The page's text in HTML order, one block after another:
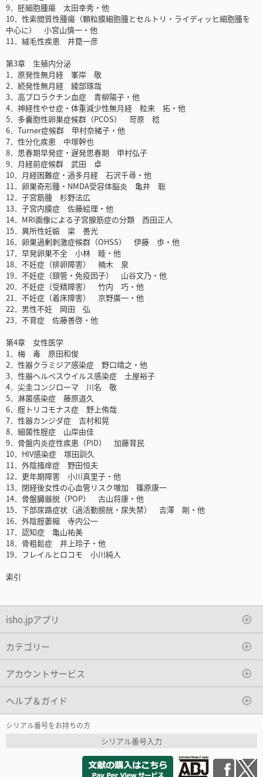
9．胚細胞腫瘍 太田幸秀・他
10．性索間質性腫瘍（顆粒膜細胞腫とセルトリ・ライディッヒ細胞腫を
中心に） 小宮山慎一・他
11．絨毛性疾患 井箟一彦
第3章 生殖内分泌
1．原発性無月経 峯岸 敬
2．続発性無月経 綾部琢哉
3．高プロラクチン血症 青柳陽子・他
4．神経性やせ症・体重減少性無月経 粒来 拓・他
5．多囊胞性卵巣症候群（PCOS） 苛原 稔
6．Turner症候群 甲村奈緒子・他
7．性分化疾患 中塚幹也
8．思春期早発症・遅発思春期 甲村弘子
9．月経前症候群 武田 卓
10．月経困難症・過多月経 石沢千尋・他
11．卵巣奇形腫・NMDA受容体脳炎 亀井 聡
12．子宮筋腫 杉野法広
13．子宮内膜症 佐藤絵理・他
14．MRI画像による子宮腺筋症の分類 西田正人
15．異所性妊娠 梁 善光
16．卵巣過剰刺激症候群（OHSS） 伊藤 歩・他
17．早発卵巣不全 小林 睦・他
18．不妊症（排卵障害） 楠木 泉
19．不妊症（頸管・免疫因子） 山谷文乃・他
20．不妊症（受精障害） 竹内 巧・他
21．不妊症（着床障害） 京野廣一・他
22．男性不妊 岡田 弘
23．不育症 佐藤善啓・他
第4章 女性医学
1．梅 毒 原田和俊
2．性器クラミジア感染症 野口靖之・他
3．性器ヘルペスウイルス感染症 土屋裕子
4．尖圭コンジローマ 川名 敬
5．淋菌感染症 藤原道久
6．腟トリコモナス症 野上侑哉
7．性器カンジダ症 吉村和晃
8．細菌性腟症 山岸由佳
9．骨盤内炎症性疾患（PID） 加藤育民
10．HIV感染症 塚田訓久
11．外陰掻痒症 野田恒夫
12．更年期障害 小川真里子・他
13．閉経後女性の心血管リスク増加 篠原康一
14．骨盤臓器脱（POP） 古山将康・他
15．下部尿路症状（過活動膀胱・尿失禁） 吉澤 剛・他
16．外陰腟萎縮 寺内公一
17．認知症 亀山祐美
18．骨粗鬆症 井上玲子・他
19．フレイルとロコモ 小川純人
索引
isho.jpアプリ
カテゴリー
アカウントサービス
ヘルプ＆ガイド
シリアル番号をお持ちの方
シリアル番号入力